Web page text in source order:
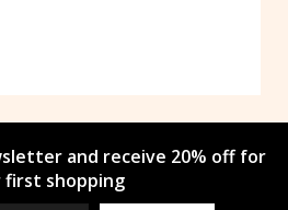
and receive 20% off for
first shopping